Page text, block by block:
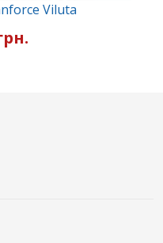
Viluta